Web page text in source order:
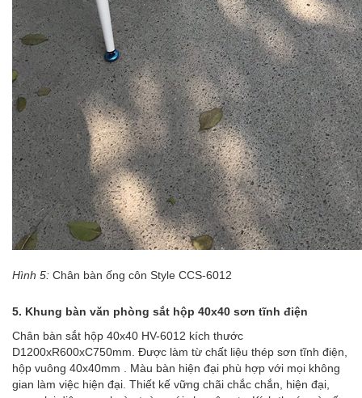
Hình 5: Chân bàn ống côn Style CCS-6012
5. Khung bàn văn phòng sắt hộp 40x40 sơn tĩnh điện
Chân bàn sắt hộp 40x40 HV-6012 kích thước
D1200xR600xC750mm. Được làm từ chất liệu thép sơn tĩnh điện
hộp vuông 40x40mm . Màu bàn hiện đại phù hợp với mọi không
gian làm việc hiện đại. Thiết kế vững chãi chắc chắn, hiện đại,